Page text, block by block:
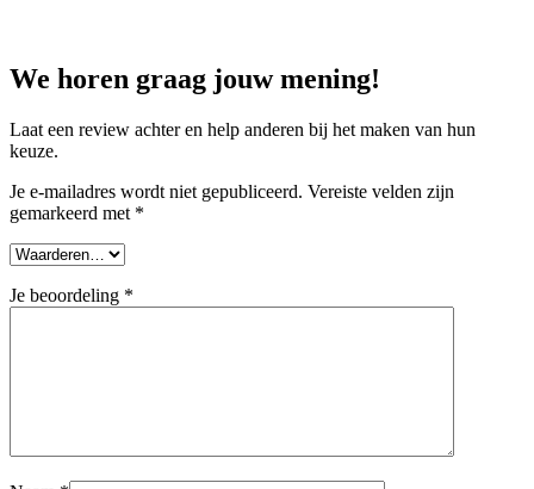
We horen graag jouw mening!
Laat een review achter en help anderen bij het maken van hun
keuze.
Je e-mailadres wordt niet gepubliceerd. Vereiste velden zijn
gemarkeerd met *
Je beoordeling *